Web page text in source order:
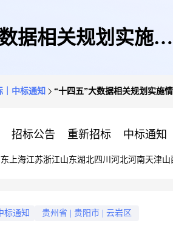
据相关规划实施情
｜中标通知 “十四五”大数据相关规划实施
招标公告 重新招标 中标通知
上海江苏浙江山东湖北四川 河北河南天津山
标通知 贵州省 贵阳市 云岩区